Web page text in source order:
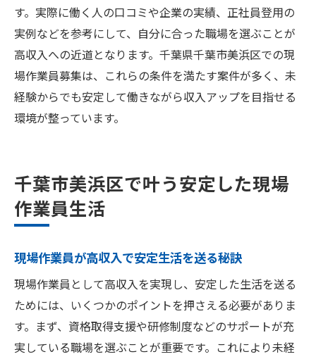
す。実際に働く人の口コミや企業の実績、正社員登用の
実例などを参考にして、自分に合った職場を選ぶことが
高収入への近道となります。千葉県千葉市美浜区での現
場作業員募集は、これらの条件を満たす案件が多く、未
経験からでも安定して働きながら収入アップを目指せる
環境が整っています。
千葉市美浜区で叶う安定した現場
作業員生活
現場作業員が高収入で安定生活を送る秘訣
現場作業員として高収入を実現し、安定した生活を送る
ためには、いくつかのポイントを押さえる必要がありま
す。まず、資格取得支援や研修制度などのサポートが充
実している職場を選ぶことが重要です。これにより未経